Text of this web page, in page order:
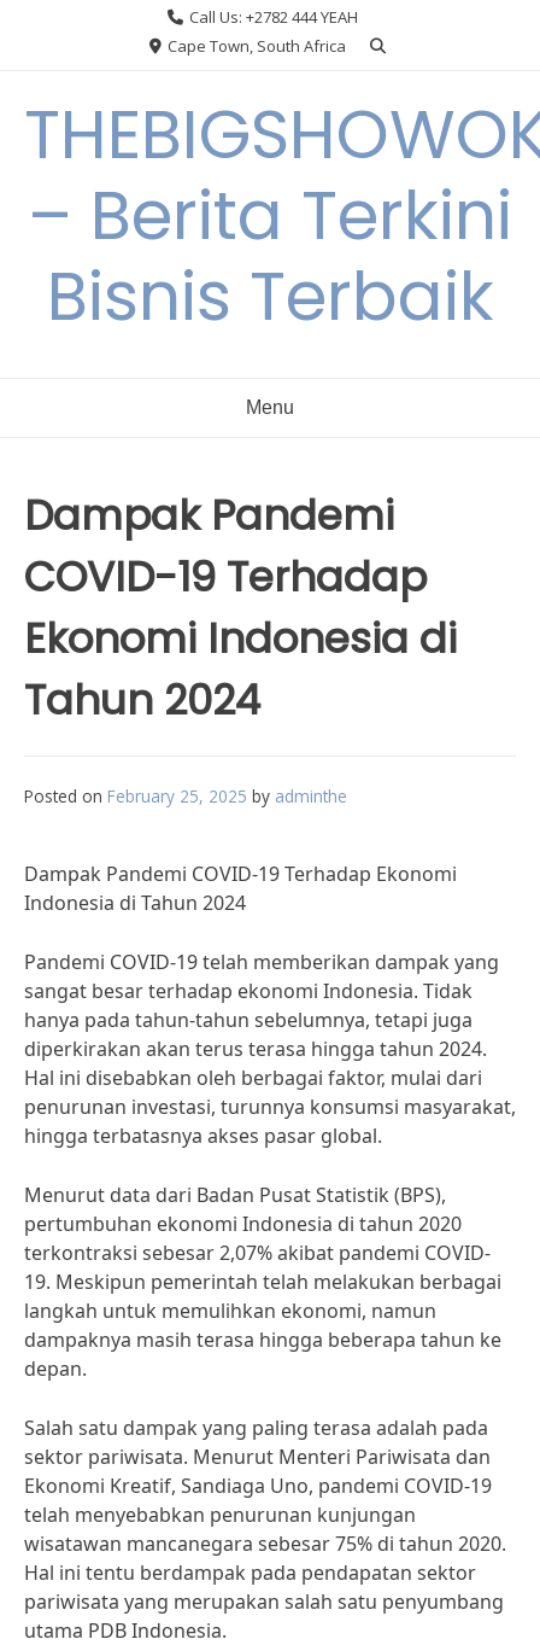
Call Us: +2782 444 YEAH
Cape Town, South Africa
– Berita Terkini
Bisnis Terbaik
Menu
Dampak Pandemi
COVID-19 Terhadap
Ekonomi Indonesia di
Tahun 2024
Posted on February 25, 2025 by adminthe
Dampak Pandemi COVID-19 Terhadap Ekonomi
Indonesia di Tahun 2024
Pandemi COVID-19 telah memberikan dampak yang
sangat besar terhadap ekonomi Indonesia. Tidak
hanya pada tahun-tahun sebelumnya, tetapi juga
diperkirakan akan terus terasa hingga tahun 2024.
Hal ini disebabkan oleh berbagai faktor, mulai dari
penurunan investasi, turunnya konsumsi masyarakat,
hingga terbatasnya akses pasar global.
Menurut data dari Badan Pusat Statistik (BPS),
pertumbuhan ekonomi Indonesia di tahun 2020
terkontraksi sebesar 2,07% akibat pandemi COVID-
19. Meskipun pemerintah telah melakukan berbagai
langkah untuk memulihkan ekonomi, namun
dampaknya masih terasa hingga beberapa tahun ke
depan.
Salah satu dampak yang paling terasa adalah pada
sektor pariwisata. Menurut Menteri Pariwisata dan
Ekonomi Kreatif, Sandiaga Uno, pandemi COVID-19
telah menyebabkan penurunan kunjungan
wisatawan mancanegara sebesar 75% di tahun 2020.
Hal ini tentu berdampak pada pendapatan sektor
pariwisata yang merupakan salah satu penyumbang
utama PDB Indonesia.